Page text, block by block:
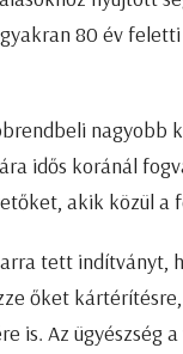
80 év
nagyobb
idős koránál
akik közül
tett
őket
is. Az ügyészség